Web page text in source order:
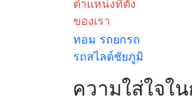
ตำแหน่งที่ตั้ง
ของเรา
ทอม รถยกรถ
รถสไลด์ชัยภูมิ
ความใส่ใจใ